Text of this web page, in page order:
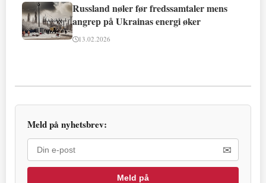
Russland nøler før fredssamtaler mens
angrep på Ukrainas energi øker
13.02.2026
Meld på nyhetsbrev:
✉
Meld på